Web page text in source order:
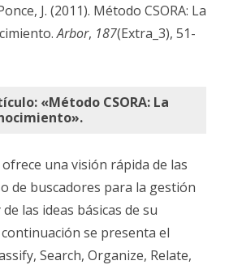
CSORA:
La
de
J. (2011). Método CSORA: La
Arbor, 187(Extra_3), 51-
«Método CSORA: La
una visión rápida de las
de buscadores para la gestión
las ideas básicas de su
se presenta el
Search, Organize, Relate,